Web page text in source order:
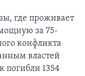
где проживает
за 75-
конфликта
властей
погибли 1354